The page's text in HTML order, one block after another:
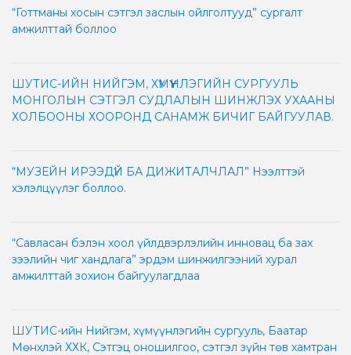
“Готтманы хосын сэтгэл заслын ойлголтууд” сургалт
амжилттай боллоо
ШУТИС-ИЙН НИЙГЭМ, ХҮМҮҮНЛЭГИЙН СУРГУУЛЬ
МОНГОЛЫН СЭТГЭЛ СУДЛАЛЫН ШИНЖЛЭХ УХААНЫ
ХОЛБООНЫ ХООРОНД САНАМЖ БИЧИГ БАЙГУУЛАВ.
“МУЗЕЙН ИРЭЭДҮЙ БА ДИЖИТАЛЧЛАЛ” Нээлттэй
хэлэлцүүлэг боллоо.
“Савласан бэлэн хоол үйлдвэрлэлийн инновац ба зах
зээлийн чиг хандлага” эрдэм шинжилгээний хурал
амжилттай зохион байгуулагдлаа
ШУТИС-ийн Нийгэм, хүмүүнлэгийн сургууль, Баатар
Мөнхлэй ХХК, Сэтгэц оношилгоо, сэтгэл зүйн төв хамтран